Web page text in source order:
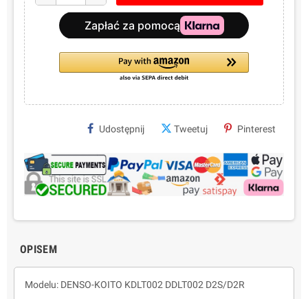
Udostępnij Tweetuj Pinterest
OPISEM
Modelu: DENSO-KOITO KDLT002 DDLT002 D2S/D2R